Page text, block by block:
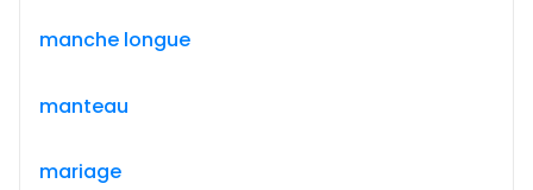
manche longue
manteau
mariage